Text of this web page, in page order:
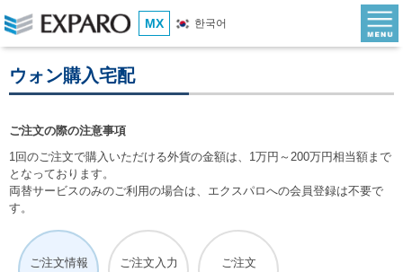
MX 한국어
ウォン購入宅配
ご注文の際の注意事項
1回のご注文で購入いただける外貨の金額は、1万円～200万円相当額まで
となっております。
両替サービスのみのご利用の場合は、エクスパロへの会員登録は不要で
す。
ご注文情報
ご注文入力
ご注文